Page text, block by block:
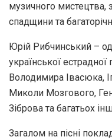
музичного мистецтва,
спадщини та
Юрій Рибчинський –
української естрадної
Володимира Івасюка,
Миколи Мозгового,
Зіброва та багатьох
Загалом на пісні